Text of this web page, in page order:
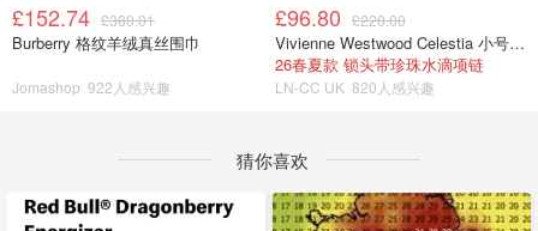
£152.74 £380.01
Burberry 格纹羊绒真丝围巾
Jomashop 922人感兴趣
£96.80 £220.00
Vivienne Westwood Celestia 小号吊坠项链
26春夏款 锁头带珍珠水滴项链
LN-CC UK 820人感兴趣
猜你喜欢